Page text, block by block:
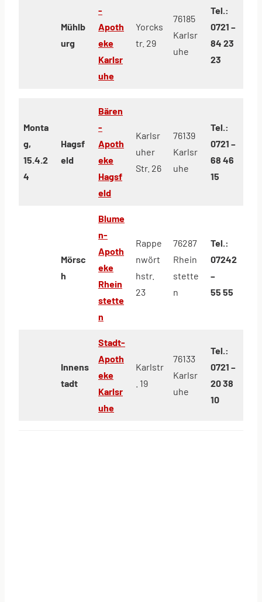
Mühlb
urg
-
Apoth
eke
Karlsr
uhe
Yorcks
tr. 29
76185
Karlsr
uhe
Tel.:
0721 –
84 23
23
Monta
g,
15.4.2
4
Hagsf
eld
Bären
-
Apoth
eke
Hagsf
eld
Karlsr
uher
Str. 26
76139
Karlsr
uhe
Tel.:
0721 –
68 46
15
Mörsc
h
Blume
n-
Apoth
eke
Rhein
stette
n
Rappe
nwört
hstr.
23
76287
Rhein
stette
n
Tel.:
07242
–
55 55
Innens
tadt
Stadt-
Apoth
eke
Karlsr
uhe
Karlstr
. 19
76133
Karlsr
uhe
Tel.:
0721 –
20 38
10